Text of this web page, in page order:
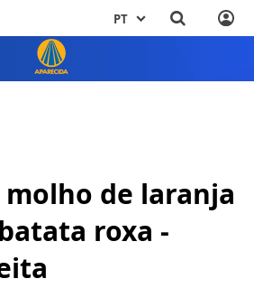
PT
molho de laranja
roxa -